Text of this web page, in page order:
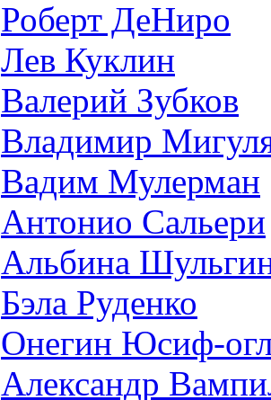
Роберт ДеНиро
Лев Куклин
Валерий Зубков
Владимир
Вадим Мулерман
Антонио Сальери
Альбина
Бэла Руденко
Онегин Юсиф-
Александр